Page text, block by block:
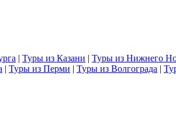
| Туры из Казани | Туры из Нижнего
| Туры из Перми | Туры из Волгограда |